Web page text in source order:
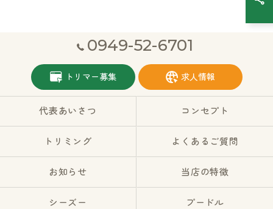
0949-52-6701
トリマー募集 求人情報
代表あいさつ コンセプト
トリミング よくあるご質問
お知らせ 当店の特徴
シーズー プードル